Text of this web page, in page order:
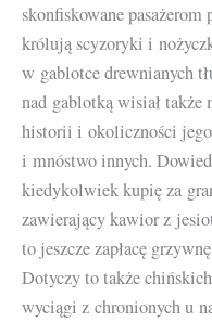
skonfiskowane
królują scyzoryki i
w gablotce drewnianych
nad gablotką wisiał także
historii i okoliczności
i mnóstwo innych.
kiedykolwiek kupię za
zawierający kawior z
to jeszcze zapłacę
Dotyczy to także
wyciągi z chronionych u